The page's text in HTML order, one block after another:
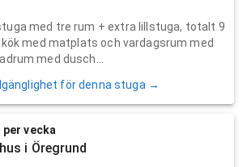
med tre rum + extra lillstuga, totalt 9
kök med matplats och vardagsrum med
med dusch...
för denna stuga →
per vecka
i Öregrund